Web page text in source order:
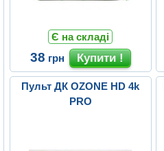
Є на складі
38 грн
Пульт ДК OZONE HD 4k
PRO